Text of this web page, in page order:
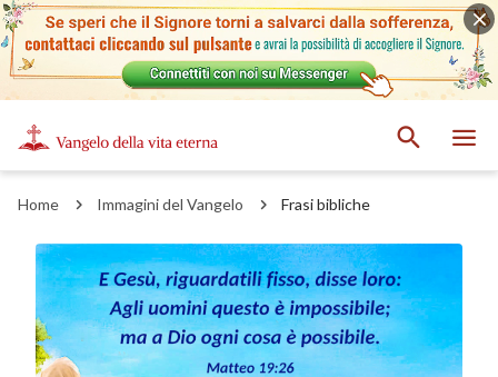
Home Immagini del Vangelo Frasi bibliche